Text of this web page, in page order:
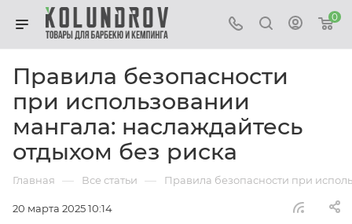
0
Правила безопасности
при использовании
мангала: наслаждайтесь
отдыхом без риска
Главная — Все статьи — Правила безопасности при
20 марта 2025 10:14